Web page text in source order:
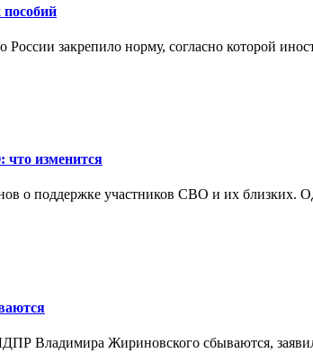
пособий
России закрепило норму, согласно которой
что изменится
о поддержке участников СВО и их близких.
Владимира Жириновского сбываются,